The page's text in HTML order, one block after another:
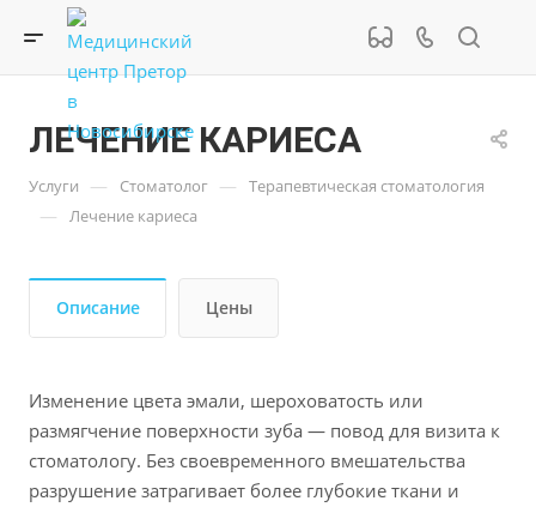
ЛЕЧЕНИЕ КАРИЕСА
Услуги — Стоматолог — Терапевтическая стоматология
— Лечение кариеса
Описание Цены
Изменение цвета эмали, шероховатость или
размягчение поверхности зуба — повод для визита к
стоматологу. Без своевременного вмешательства
разрушение затрагивает более глубокие ткани и